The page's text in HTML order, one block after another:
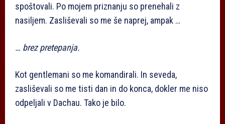
spoštovali. Po mojem priznanju so prenehali z
nasiljem. Zasliševali so me še naprej, ampak …
… brez pretepanja.
Kot gentlemani so me komandirali. In seveda,
zasliševali so me tisti dan in do konca, dokler me niso
odpeljali v Dachau. Tako je bilo.